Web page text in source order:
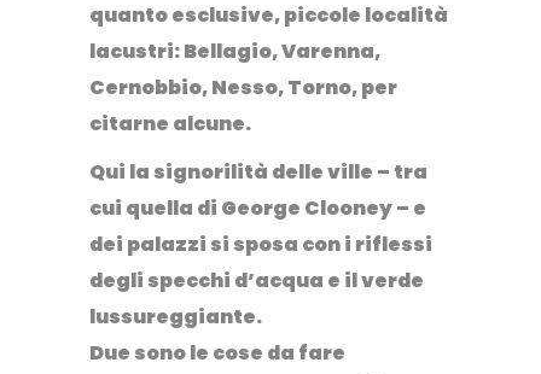
quanto esclusive, piccole località
lacustri:Bellagio,Varenna,
Cernobbio,Nesso,Torno, per
citarne alcune.
Qui la signorilità delle ville – tra
cui quella di George Clooney – e
dei palazzi si sposa con i riflessi
degli specchi d’acqua e il verde
lussureggiante.
Due sono le cose da fare